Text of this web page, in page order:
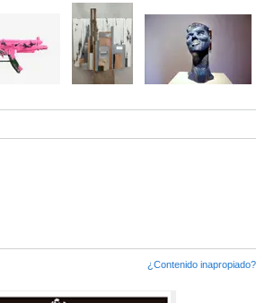
¿Contenido inapropiado?